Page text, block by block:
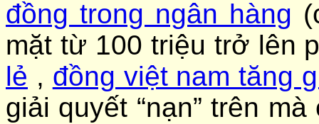
đồng trong ngân hàng
mặt từ 100 triệu trở lên
lẻ , đồng việt nam tăng
giải quyết “nạn” trên